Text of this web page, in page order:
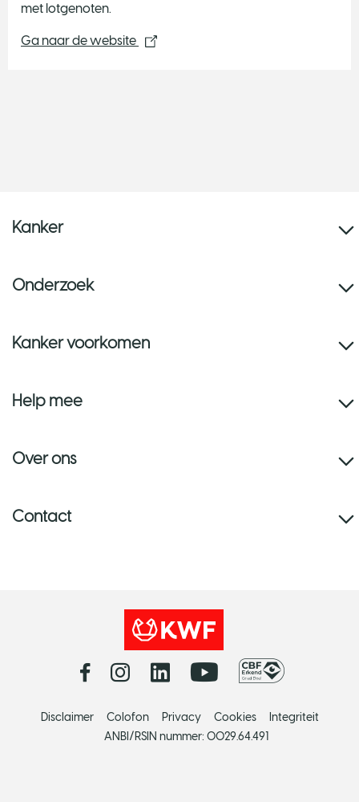
met lotgenoten.
Ga naar de website
Kanker
Onderzoek
Kanker voorkomen
Help mee
Over ons
Contact
Disclaimer Colofon Privacy Cookies
Integriteit
ANBI/RSIN nummer: 0029.64.491